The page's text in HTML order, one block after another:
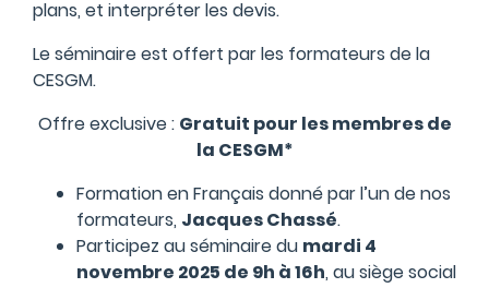
plans, et interpréter les devis.
Le séminaire est offert par les formateurs de la
CESGM.
Offre exclusive : Gratuit pour les membres de
la CESGM*
Formation en Français donné par l’un de nos
formateurs, Jacques Chassé.
Participez au séminaire du mardi 4
novembre 2025 de 9h à 16h, au siège social